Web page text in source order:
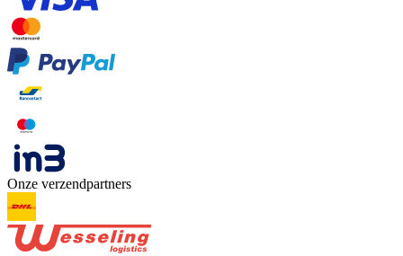
Onze verzendpartners